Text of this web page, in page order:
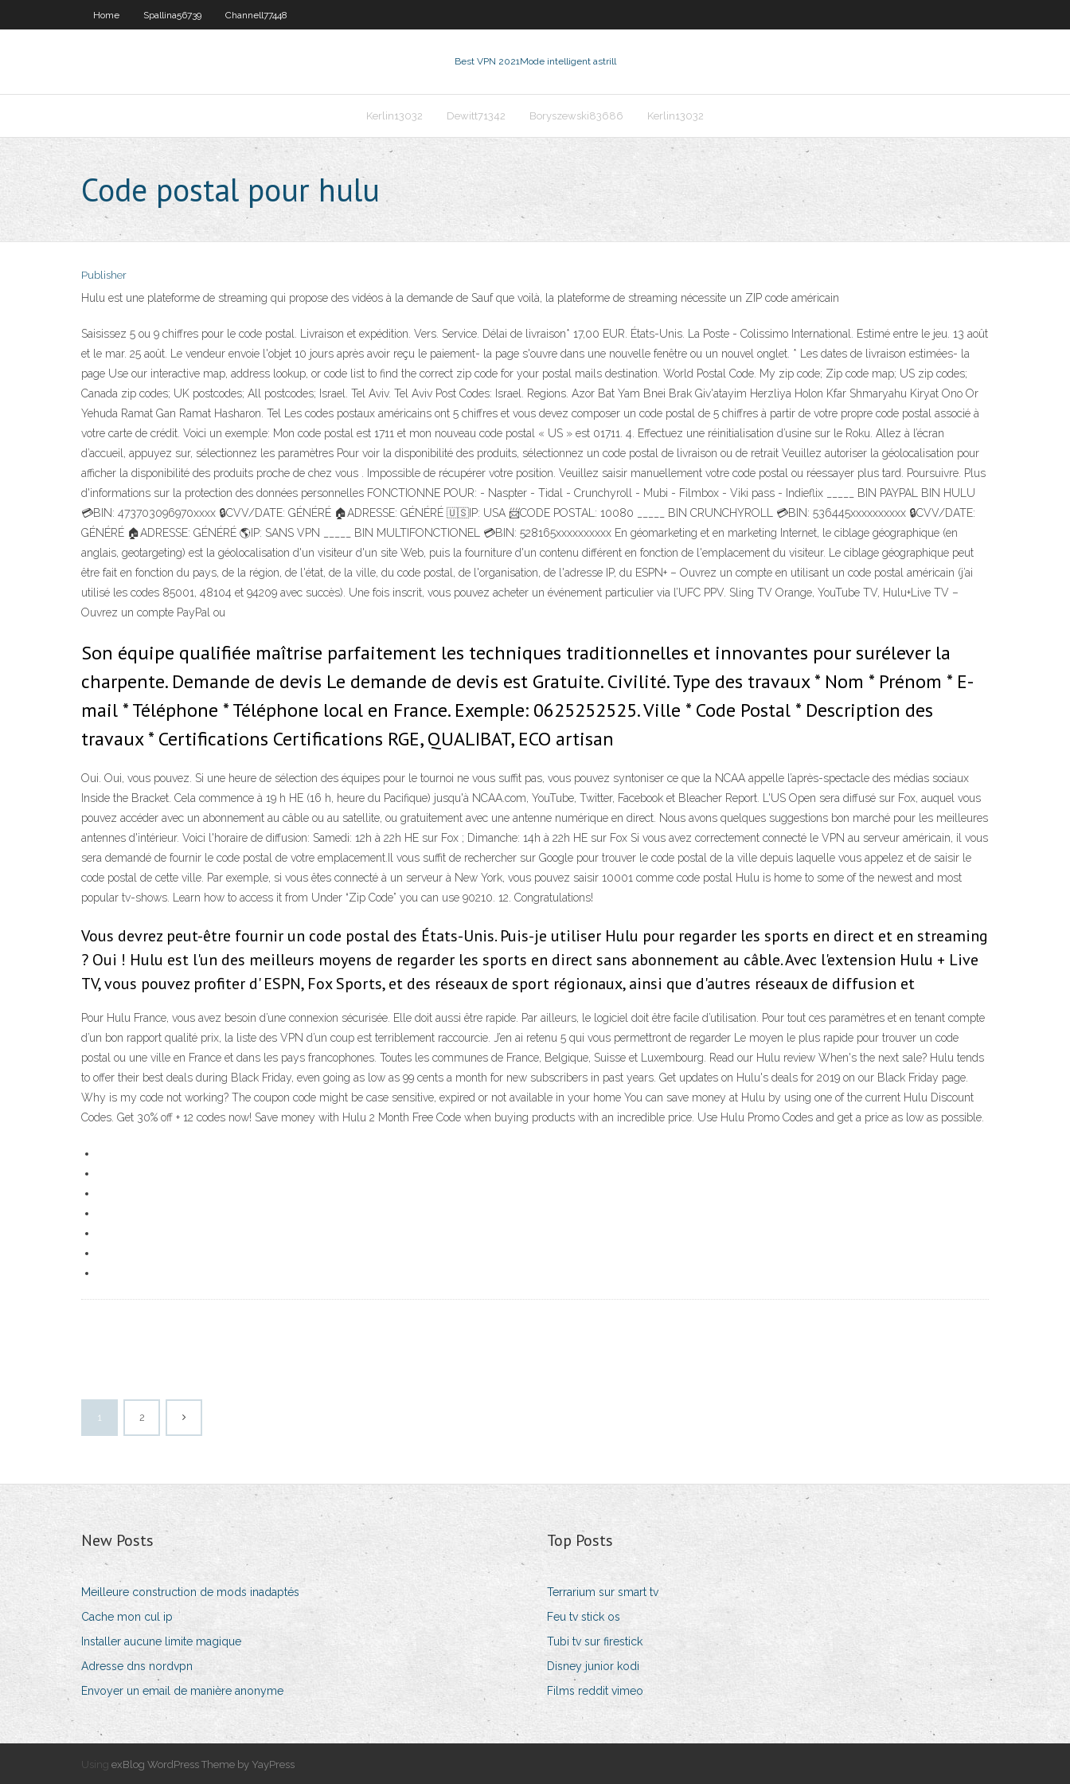
Home Spallina56739 Channell77448
Best VPN 2021Mode intelligent astrill
Kerlin13032 Dewitt71342 Boryszewski83686 Kerlin13032
Code postal pour hulu
Publisher
Hulu est une plateforme de streaming qui propose des vidéos à la demande de Sauf que voilà, la plateforme de streaming nécessite un ZIP code américain
Saisissez 5 ou 9 chiffres pour le code postal. Livraison et expédition. Vers. Service. Délai de livraison* 17,00 EUR. États-Unis. La Poste - Colissimo International. Estimé entre le jeu. 13 août
et le mar. 25 août. Le vendeur envoie l'objet 10 jours après avoir reçu le paiement- la page s'ouvre dans une nouvelle fenêtre ou un nouvel onglet. * Les dates de livraison estimées- la
page Use our interactive map, address lookup, or code list to find the correct zip code for your postal mails destination. World Postal Code. My zip code; Zip code map; US zip codes;
Canada zip codes; UK postcodes; All postcodes; Israel. Tel Aviv. Tel Aviv Post Codes: Israel. Regions. Azor Bat Yam Bnei Brak Giv'atayim Herzliya Holon Kfar Shmaryahu Kiryat Ono Or
Yehuda Ramat Gan Ramat Hasharon. Tel Les codes postaux américains ont 5 chiffres et vous devez composer un code postal de 5 chiffres à partir de votre propre code postal associé à
votre carte de crédit. Voici un exemple: Mon code postal est 1711 et mon nouveau code postal « US » est 01711. 4. Effectuez une réinitialisation d’usine sur le Roku. Allez à l’écran
d’accueil, appuyez sur, sélectionnez les paramètres Pour voir la disponibilité des produits, sélectionnez un code postal de livraison ou de retrait Veuillez autoriser la géolocalisation pour
afficher la disponibilité des produits proche de chez vous . Impossible de récupérer votre position. Veuillez saisir manuellement votre code postal ou réessayer plus tard. Poursuivre. Plus
d'informations sur la protection des données personnelles FONCTIONNE POUR: - Naspter - Tidal - Crunchyroll - Mubi - Filmbox - Viki pass - Indieflix _____ BIN PAYPAL BIN HULU
💳BIN: 473703096970xxxx 🔒CVV/DATE: GÉNÉRÉ 🏠ADRESSE: GÉNÉRÉ 🇺🇸IP: USA 📨CODE POSTAL: 10080 _____ BIN CRUNCHYROLL 💳BIN: 536445xxxxxxxxxx 🔒CVV/DATE:
GÉNÉRÉ 🏠ADRESSE: GÉNÉRÉ 🌎IP: SANS VPN _____ BIN MULTIFONCTIONEL 💳BIN: 528165xxxxxxxxxx En géomarketing et en marketing Internet, le ciblage géographique (en
anglais, geotargeting) est la géolocalisation d'un visiteur d'un site Web, puis la fourniture d'un contenu différent en fonction de l'emplacement du visiteur. Le ciblage géographique peut
être fait en fonction du pays, de la région, de l'état, de la ville, du code postal, de l'organisation, de l'adresse IP, du ESPN+ – Ouvrez un compte en utilisant un code postal américain (j’ai
utilisé les codes 85001, 48104 et 94209 avec succès). Une fois inscrit, vous pouvez acheter un événement particulier via l’UFC PPV. Sling TV Orange, YouTube TV, Hulu+Live TV –
Ouvrez un compte PayPal ou
Son équipe qualifiée maîtrise parfaitement les techniques traditionnelles et innovantes pour surélever la
charpente. Demande de devis Le demande de devis est Gratuite. Civilité. Type des travaux * Nom * Prénom * E-
mail * Téléphone * Téléphone local en France. Exemple: 0625252525. Ville * Code Postal * Description des
travaux * Certifications Certifications RGE, QUALIBAT, ECO artisan
Oui. Oui, vous pouvez. Si une heure de sélection des équipes pour le tournoi ne vous suffit pas, vous pouvez syntoniser ce que la NCAA appelle l’après-spectacle des médias sociaux
Inside the Bracket. Cela commence à 19 h HE (16 h, heure du Pacifique) jusqu'à NCAA.com, YouTube, Twitter, Facebook et Bleacher Report. L'US Open sera diffusé sur Fox, auquel vous
pouvez accéder avec un abonnement au câble ou au satellite, ou gratuitement avec une antenne numérique en direct. Nous avons quelques suggestions bon marché pour les meilleures
antennes d'intérieur. Voici l'horaire de diffusion: Samedi: 12h à 22h HE sur Fox ; Dimanche: 14h à 22h HE sur Fox Si vous avez correctement connecté le VPN au serveur américain, il vous
sera demandé de fournir le code postal de votre emplacement.Il vous suffit de rechercher sur Google pour trouver le code postal de la ville depuis laquelle vous appelez et de saisir le
code postal de cette ville. Par exemple, si vous êtes connecté à un serveur à New York, vous pouvez saisir 10001 comme code postal Hulu is home to some of the newest and most
popular tv-shows. Learn how to access it from Under “Zip Code” you can use 90210. 12. Congratulations!
Vous devrez peut-être fournir un code postal des États-Unis. Puis-je utiliser Hulu pour regarder les sports en direct et en streaming
? Oui ! Hulu est l'un des meilleurs moyens de regarder les sports en direct sans abonnement au câble. Avec l'extension Hulu + Live
TV, vous pouvez profiter d' ESPN, Fox Sports, et des réseaux de sport régionaux, ainsi que d'autres réseaux de diffusion et
Pour Hulu France, vous avez besoin d’une connexion sécurisée. Elle doit aussi être rapide. Par ailleurs, le logiciel doit être facile d’utilisation. Pour tout ces paramètres et en tenant compte
d’un bon rapport qualité prix, la liste des VPN d’un coup est terriblement raccourcie. J’en ai retenu 5 qui vous permettront de regarder Le moyen le plus rapide pour trouver un code
postal ou une ville en France et dans les pays francophones. Toutes les communes de France, Belgique, Suisse et Luxembourg. Read our Hulu review When's the next sale? Hulu tends
to offer their best deals during Black Friday, even going as low as 99 cents a month for new subscribers in past years. Get updates on Hulu's deals for 2019 on our Black Friday page.
Why is my code not working? The coupon code might be case sensitive, expired or not available in your home You can save money at Hulu by using one of the current Hulu Discount
Codes. Get 30% off + 12 codes now! Save money with Hulu 2 Month Free Code when buying products with an incredible price. Use Hulu Promo Codes and get a price as low as possible.
1 2
New Posts
Meilleure construction de mods inadaptés
Cache mon cul ip
Installer aucune limite magique
Adresse dns nordvpn
Envoyer un email de manière anonyme
Top Posts
Terrarium sur smart tv
Feu tv stick os
Tubi tv sur firestick
Disney junior kodi
Films reddit vimeo
Using exBlog WordPress Theme by YayPress